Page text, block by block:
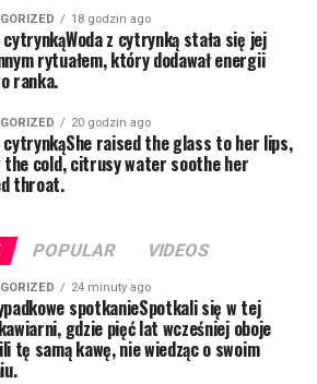
18 godzin ago
cytrynkąWoda z cytrynką stała się jej
rytuałem, który dodawał energii
ranka.
20 godzin ago
cytrynkąShe raised the glass to her lips,
cold, citrusy water soothe her
throat.
POPULAR VIDEOS
24 minuty ago
spotkanieSpotkali się w tej
gdzie pięć lat wcześniej oboje
tę samą kawę, nie wiedząc o swoim